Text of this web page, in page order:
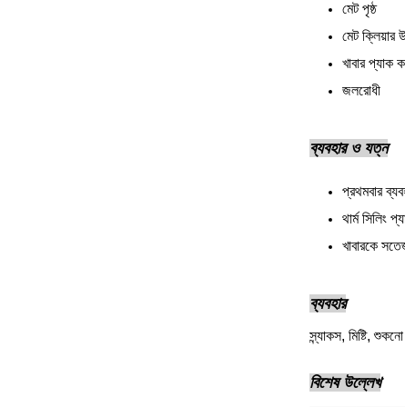
মেট পৃষ্ঠ
মেট ক্লিয়ার
খাবার প্যাক
জলরোধী
ব্যবহার ও যত্ন
প্রথমবার
থার্ম সিলিং
খাবারকে
ব্যবহার
স্ন্যাকস, মিষ্টি,
বিশেষ উল্লেখ